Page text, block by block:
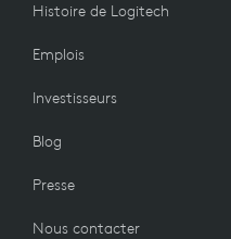
Histoire de Logitech
Emplois
Investisseurs
Blog
Presse
Nous contacter